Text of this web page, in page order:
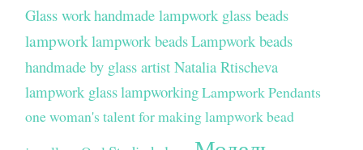
Glass workhandmade lampwork glass beads
lampwork lampwork beadsLampwork beads
handmade by glass artist Natalia Rtischeva
lampwork glasslampworkingLampwork Pendants
one woman's talent for making lampwork bead